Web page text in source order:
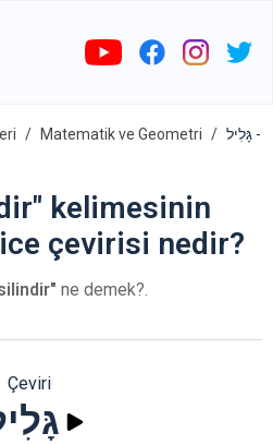
Matematik ve Geometri
גָּלִיל -
kelimesinin
çevirisi nedir?
ne demek?.
Çeviri